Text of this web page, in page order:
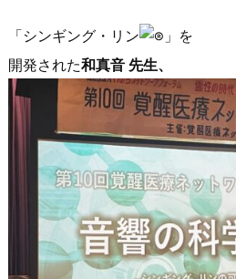
「シンギング・リン
」を
開発された和真音 先生、